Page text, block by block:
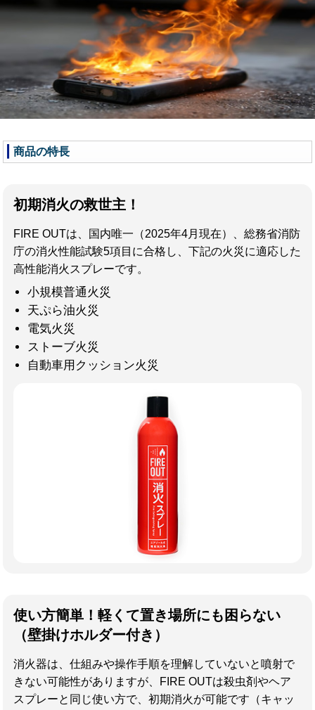
商品の特長
初期消火の救世主！
FIRE OUTは、国内唯一（2025年4月現在）、総務省消防
庁の消火性能試験5項目に合格し、下記の火災に適応した
高性能消火スプレーです。
小規模普通火災
天ぷら油火災
電気火災
ストーブ火災
自動車用クッション火災
使い方簡単！軽くて置き場所にも困らない
（壁掛けホルダー付き）
消火器は、仕組みや操作手順を理解していないと噴射で
きない可能性がありますが、FIRE OUTは殺虫剤やヘア
スプレーと同じ使い方で、初期消火が可能です（キャッ